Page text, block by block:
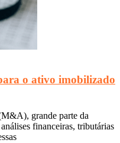
o ativo imobilizado
grande parte da
financeiras, tributárias